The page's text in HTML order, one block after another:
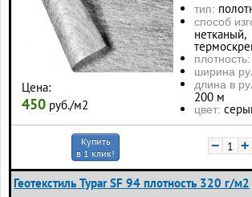
Цена:
450 руб./м2
тип:
способ
нетканый,
плотность:
ширина
длина в
200 м
цвет:
Купить
в 1 клик!
− +
Геотекстиль Typar SF 94 плотность 320 г/м2